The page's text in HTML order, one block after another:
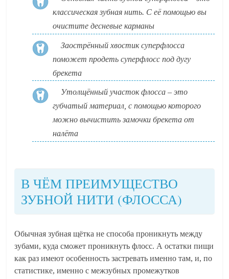
классическая зубная нить. С её помощью вы
очистите десневые карманы
Заострённый хвостик суперфлосса
поможет продеть суперфлосс под дугу
брекета
Утолщённый участок флосса – это
губчатый материал, с помощью которого
можно вычистить замочки брекета от
налёта
В ЧЁМ ПРЕИМУЩЕСТВО
ЗУБНОЙ НИТИ (ФЛОССА)
Обычная зубная щётка не способа проникнуть между
зубами, куда сможет проникнуть флосс. А остатки пищи
как раз имеют особенность застревать именно там, и, по
статистике, именно с межзубных промежутков